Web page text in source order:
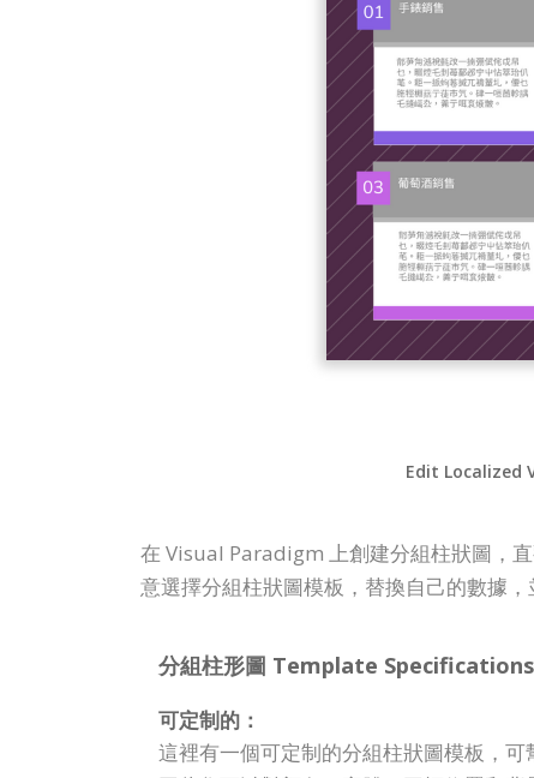
Edit Localized
在 Visual Paradigm 上創建分組柱狀圖，
意選擇分組柱狀圖模板，替換自己的數據
分組柱形圖 Template
可定制的：
這裡有一個可定制的分組柱狀圖模板，